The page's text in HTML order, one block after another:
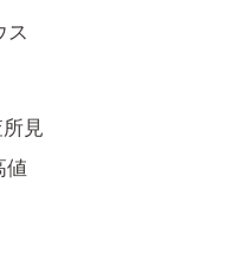
ス
見
値